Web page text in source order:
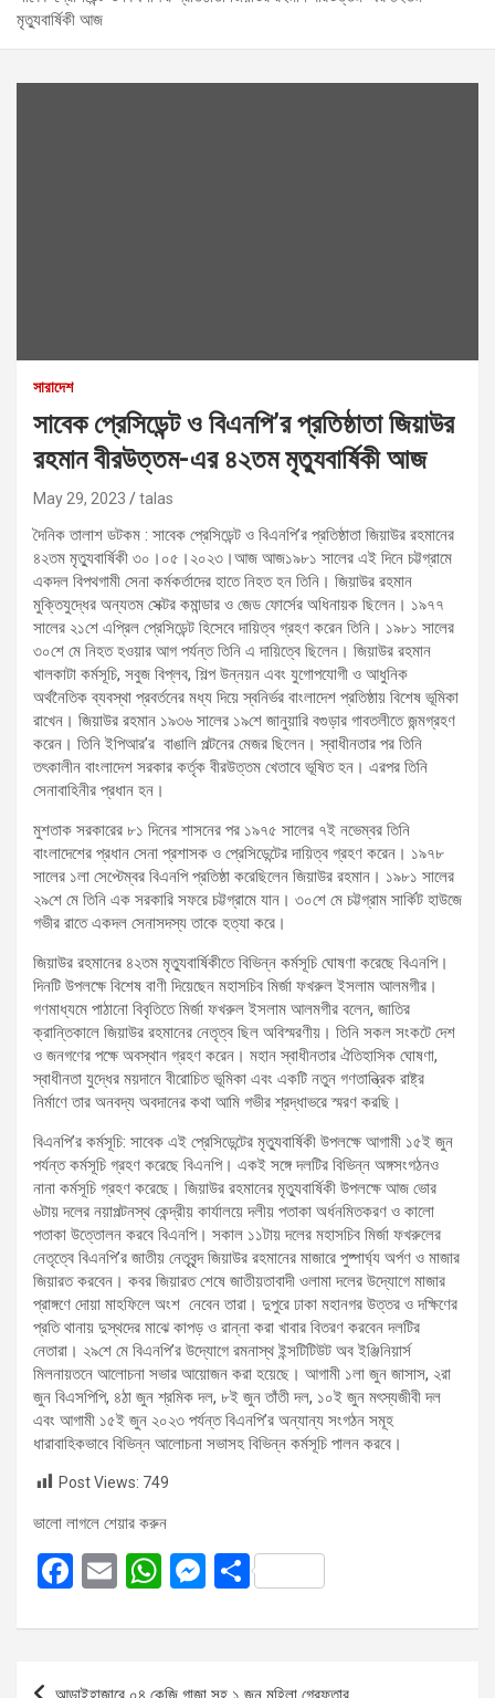
মৃত্যুবার্ষিকী আজ
সারাদেশ
সাবেক প্রেসিডেন্ট ও বিএনপি’র প্রতিষ্ঠাতা জিয়াউর
রহমান বীরউত্তম-এর ৪২তম মৃত্যুবার্ষিকী আজ
May 29, 2023 talas
দৈনিক তালাশ ডটকম : সাবেক প্রেসিডেন্ট ও বিএনপি’র প্রতিষ্ঠাতা জিয়াউর রহমানের
৪২তম মৃত্যুবার্ষিকী ৩০।০৫।২০২৩।আজ আজ১৯৮১ সালের এই দিনে চট্টগ্রামে
একদল বিপথগামী সেনা কর্মকর্তাদের হাতে নিহত হন তিনি। জিয়াউর রহমান
মুক্তিযুদ্ধের অন্যতম সেক্টর কমান্ডার ও জেড ফোর্সের অধিনায়ক ছিলেন। ১৯৭৭
সালের ২১শে এপ্রিল প্রেসিডেন্ট হিসেবে দায়িত্ব গ্রহণ করেন তিনি। ১৯৮১ সালের
৩০শে মে নিহত হওয়ার আগ পর্যন্ত তিনি এ দায়িত্বে ছিলেন। জিয়াউর রহমান
খালকাটা কর্মসূচি, সবুজ বিপ্লব, শিল্প উন্নয়ন এবং যুগোপযোগী ও আধুনিক
অর্থনৈতিক ব্যবস্থা প্রবর্তনের মধ্য দিয়ে স্বনির্ভর বাংলাদেশ প্রতিষ্ঠায় বিশেষ ভূমিকা
রাখেন। জিয়াউর রহমান ১৯৩৬ সালের ১৯শে জানুয়ারি বগুড়ার গাবতলীতে জন্মগ্রহণ
করেন। তিনি ইপিআর’র বাঙালি পল্টনের মেজর ছিলেন। স্বাধীনতার পর তিনি
তৎকালীন বাংলাদেশ সরকার কর্তৃক বীরউত্তম খেতাবে ভূষিত হন। এরপর তিনি
সেনাবাহিনীর প্রধান হন।
মুশতাক সরকারের ৮১ দিনের শাসনের পর ১৯৭৫ সালের ৭ই নভেম্বর তিনি
বাংলাদেশের প্রধান সেনা প্রশাসক ও প্রেসিডেন্টের দায়িত্ব গ্রহণ করেন। ১৯৭৮
সালের ১লা সেপ্টেম্বর বিএনপি প্রতিষ্ঠা করেছিলেন জিয়াউর রহমান। ১৯৮১ সালের
২৯শে মে তিনি এক সরকারি সফরে চট্টগ্রামে যান। ৩০শে মে চট্টগ্রাম সার্কিট হাউজে
গভীর রাতে একদল সেনাসদস্য তাকে হত্যা করে।
জিয়াউর রহমানের ৪২তম মৃত্যুবার্ষিকীতে বিভিন্ন কর্মসূচি ঘোষণা করেছে বিএনপি।
দিনটি উপলক্ষে বিশেষ বাণী দিয়েছেন মহাসচিব মির্জা ফখরুল ইসলাম আলমগীর।
গণমাধ্যমে পাঠানো বিবৃতিতে মির্জা ফখরুল ইসলাম আলমগীর বলেন, জাতির
ক্রান্তিকালে জিয়াউর রহমানের নেতৃত্ব ছিল অবিস্মরণীয়। তিনি সকল সংকটে দেশ
ও জনগণের পক্ষে অবস্থান গ্রহণ করেন। মহান স্বাধীনতার ঐতিহাসিক ঘোষণা,
স্বাধীনতা যুদ্ধের ময়দানে বীরোচিত ভূমিকা এবং একটি নতুন গণতান্ত্রিক রাষ্ট্র
নির্মাণে তার অনবদ্য অবদানের কথা আমি গভীর শ্রদ্ধাভরে স্মরণ করছি।
বিএনপি’র কর্মসূচি: সাবেক এই প্রেসিডেন্টের মৃত্যুবার্ষিকী উপলক্ষে আগামী ১৫ই জুন
পর্যন্ত কর্মসূচি গ্রহণ করেছে বিএনপি। একই সঙ্গে দলটির বিভিন্ন অঙ্গসংগঠনও
নানা কর্মসূচি গ্রহণ করেছে। জিয়াউর রহমানের মৃত্যুবার্ষিকী উপলক্ষে আজ ভোর
৬টায় দলের নয়াপল্টনস্থ কেন্দ্রীয় কার্যালয়ে দলীয় পতাকা অর্ধনমিতকরণ ও কালো
পতাকা উত্তোলন করবে বিএনপি। সকাল ১১টায় দলের মহাসচিব মির্জা ফখরুলের
নেতৃত্বে বিএনপি’র জাতীয় নেতৃবৃন্দ জিয়াউর রহমানের মাজারে পুষ্পার্ঘ্য অর্পণ ও মাজার
জিয়ারত করবেন। কবর জিয়ারত শেষে জাতীয়তাবাদী ওলামা দলের উদ্যোগে মাজার
প্রাঙ্গণে দোয়া মাহফিলে অংশ নেবেন তারা। দুপুরে ঢাকা মহানগর উত্তর ও দক্ষিণের
প্রতি থানায় দুস্থদের মাঝে কাপড় ও রান্না করা খাবার বিতরণ করবেন দলটির
নেতারা। ২৯শে মে বিএনপি’র উদ্যোগে রমনাস্থ ইন্সটিটিউট অব ইঞ্জিনিয়ার্স
মিলনায়তনে আলোচনা সভার আয়োজন করা হয়েছে। আগামী ১লা জুন জাসাস, ২রা
জুন বিএসপিপি, ৪ঠা জুন শ্রমিক দল, ৮ই জুন তাঁতী দল, ১০ই জুন মৎস্যজীবী দল
এবং আগামী ১৫ই জুন ২০২৩ পর্যন্ত বিএনপি’র অন্যান্য সংগঠন সমূহ
ধারাবাহিকভাবে বিভিন্ন আলোচনা সভাসহ বিভিন্ন কর্মসূচি পালন করবে।
Post Views: 749
ভালো লাগলে শেয়ার করুন
F
ce
b
E
ail
W
at
s
M
se
S
ar
Post